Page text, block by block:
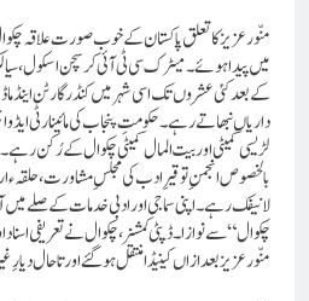
میں پیدا ہوئے۔میٹرک سی ٹی آئی کرسچن اسکول،
کے بعد کئی عشروں تک اسی شہر میں کنڈر گارٹن
داریاں نبھاتے رہے۔حکومتِ پنجاب کی مائینارٹی
لڑیسی کمیٹی اور بیت المال کمیٹی چکوال کے رُکن
بالخصوص انجمنِ توقیر ِ ادب کی مجلسِ مشاورت، حلقہء
لانیفک رہے۔اپنی سماجی اور ادبی خدمات کے صلے
چکوال“ سے نوازا۔ ڈپٹی کمشنر، چکوال نے تعریفی
منّور عزیز بعد ازاں کینیڈا منتقل ہوگئے اور تا حال